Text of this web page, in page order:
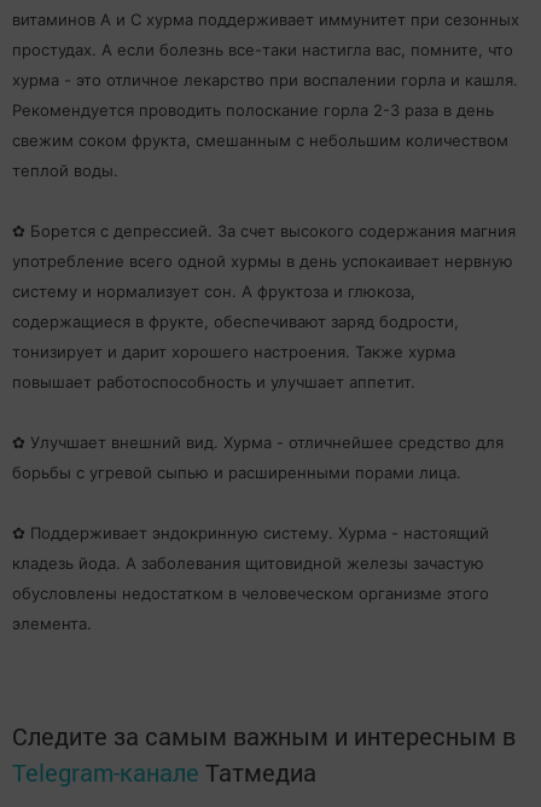
витаминов А и С хурма поддерживает иммунитет при сезонных
простудах. А если болезнь все-таки настигла вас, помните, что
хурма - это отличное лекарство при воспалении горла и кашля.
Рекомендуется проводить полоскание горла 2-3 раза в день
свежим соком фрукта, смешанным с небольшим количеством
теплой воды.
✿ Борется с депрессией. За счет высокого содержания магния
употребление всего одной хурмы в день успокаивает нервную
систему и нормализует сон. А фруктоза и глюкоза,
содержащиеся в фрукте, обеспечивают заряд бодрости,
тонизирует и дарит хорошего настроения. Также хурма
повышает работоспособность и улучшает аппетит.
✿ Улучшает внешний вид. Хурма - отличнейшее средство для
борьбы с угревой сыпью и расширенными порами лица.
✿ Поддерживает эндокринную систему. Хурма - настоящий
кладезь йода. А заболевания щитовидной железы зачастую
обусловлены недостатком в человеческом организме этого
элемента.
Следите за самым важным и интересным в
Telegram-канале Татмедиа